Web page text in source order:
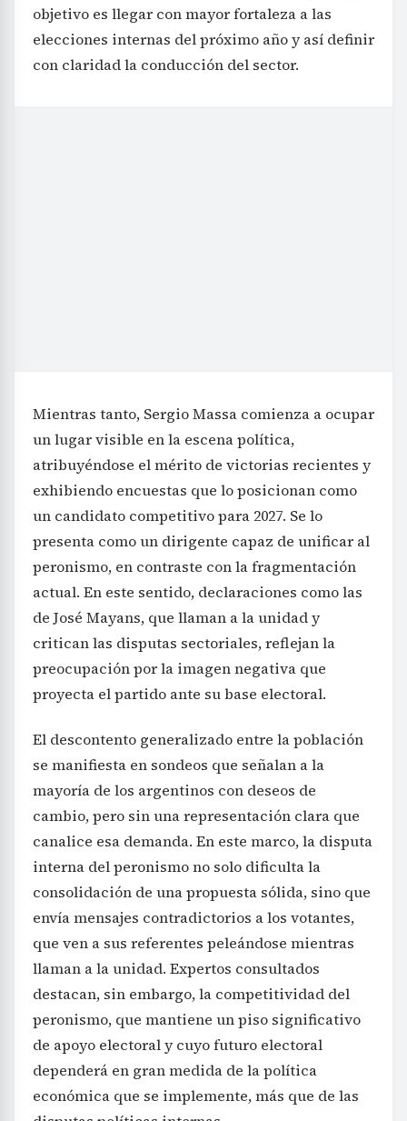
objetivo es llegar con mayor fortaleza a las
elecciones internas del próximo año y así definir
con claridad la conducción del sector.
Mientras tanto, Sergio Massa comienza a ocupar
un lugar visible en la escena política,
atribuyéndose el mérito de victorias recientes y
exhibiendo encuestas que lo posicionan como
un candidato competitivo para 2027. Se lo
presenta como un dirigente capaz de unificar al
peronismo, en contraste con la fragmentación
actual. En este sentido, declaraciones como las
de José Mayans, que llaman a la unidad y
critican las disputas sectoriales, reflejan la
preocupación por la imagen negativa que
proyecta el partido ante su base electoral.
El descontento generalizado entre la población
se manifiesta en sondeos que señalan a la
mayoría de los argentinos con deseos de
cambio, pero sin una representación clara que
canalice esa demanda. En este marco, la disputa
interna del peronismo no solo dificulta la
consolidación de una propuesta sólida, sino que
envía mensajes contradictorios a los votantes,
que ven a sus referentes peleándose mientras
llaman a la unidad. Expertos consultados
destacan, sin embargo, la competitividad del
peronismo, que mantiene un piso significativo
de apoyo electoral y cuyo futuro electoral
dependerá en gran medida de la política
económica que se implemente, más que de las